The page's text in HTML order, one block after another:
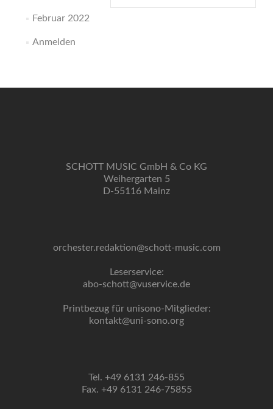
Februar 2022
Anmelden
SCHOTT MUSIC GmbH & Co KG
Weihergarten 5
D-55116 Mainz
orchester.redaktion@schott-music.com
Leserservice:
abo-schott@vuservice.de
Printbezug für unisono-Mitglieder:
kontakt@uni-sono.org
Tel. +49 6131 246-855
Fax. +49 6131 246-75855